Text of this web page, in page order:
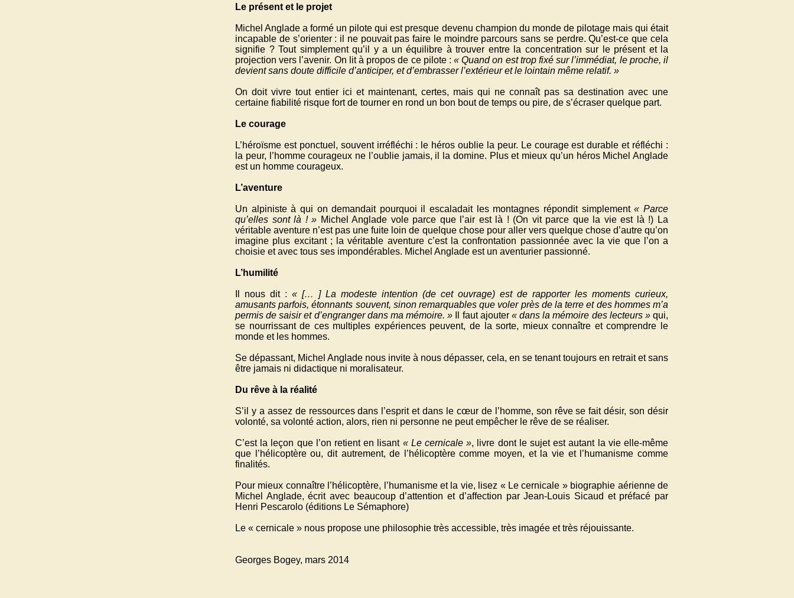
Le présent et le projet
Michel Anglade a formé un pilote qui est presque devenu champion du monde de pilotage mais qui était
incapable de s’orienter : il ne pouvait pas faire le moindre parcours sans se perdre. Qu’est-ce que cela
signifie ? Tout simplement qu’il y a un équilibre à trouver entre la concentration sur le présent et la
projection vers l’avenir. On lit à propos de ce pilote :« Quand on est trop fixé sur l’immédiat, le proche, il
devient sans doute difficile d’anticiper, et d’embrasser l’extérieur et le lointain même relatif. »
On doit vivre tout entier ici et maintenant, certes, mais qui ne connaît pas sa destination avec une
certaine fiabilité risque fort de tourner en rond un bon bout de temps ou pire, de s’écraser quelque part.
Le courage
L’héroïsme est ponctuel, souvent irréfléchi : le héros oublie la peur. Le courage est durable et réfléchi :
la peur, l’homme courageux ne l’oublie jamais, il la domine. Plus et mieux qu’un héros Michel Anglade
est un homme courageux.
L’aventure
Un alpiniste à qui on demandait pourquoi il escaladait les montagnes répondit simplement« Parce
qu’elles sont là ! » Michel Anglade vole parce que l’air est là ! (On vit parce que la vie est là !) La
véritable aventure n’est pas une fuite loin de quelque chose pour aller vers quelque chose d’autre qu’on
imagine plus excitant ; la véritable aventure c’est la confrontation passionnée avec la vie que l’on a
choisie et avec tous ses impondérables. Michel Anglade est un aventurier passionné.
L’humilité
Il nous dit : « [… ] La modeste intention (de cet ouvrage) est de rapporter les moments curieux,
amusants parfois, étonnants souvent, sinon remarquables que voler près de la terre et des hommes m’a
permis de saisir et d’engranger dans ma mémoire. » Il faut ajouter « dans la mémoire des lecteurs »qui,
se nourrissant de ces multiples expériences peuvent, de la sorte, mieux connaître et comprendre le
monde et les hommes.
Se dépassant, Michel Anglade nous invite à nous dépasser, cela, en se tenant toujours en retrait et sans
être jamais ni didactique ni moralisateur.
Du rêve à la réalité
S’il y a assez de ressources dans l’esprit et dans le cœur de l’homme, son rêve se fait désir, son désir
volonté, sa volonté action, alors, rien ni personne ne peut empêcher le rêve de se réaliser.
C’est la leçon que l’on retient en lisant « Le cernicale », livre dont le sujet est autant la vie elle-même
que l’hélicoptère ou, dit autrement, de l’hélicoptère comme moyen, et la vie et l’humanisme comme
finalités.
Pour mieux connaître l’hélicoptère, l’humanisme et la vie, lisez « Le cernicale » biographie aérienne de
Michel Anglade, écrit avec beaucoup d’attention et d’affection par Jean-Louis Sicaud et préfacé par
Henri Pescarolo (éditions Le Sémaphore)
Le « cernicale » nous propose une philosophie très accessible, très imagée et très réjouissante.
Georges Bogey, mars 2014